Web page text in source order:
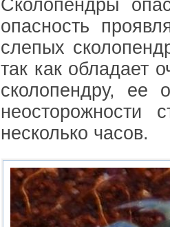
Сколопендры
опасность
слепых
так как обладает
сколопендру, ее
неосторожности
несколько часов.